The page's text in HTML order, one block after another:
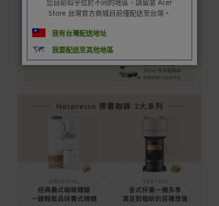
您目前似乎位於不同的地區，請留意 Acer
Store 台灣官方商城目前僅配送至台灣。
我有台灣配送地址
我要配送至其他地區